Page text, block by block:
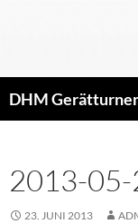
DHM
2013-05-
23. JUNI 2013